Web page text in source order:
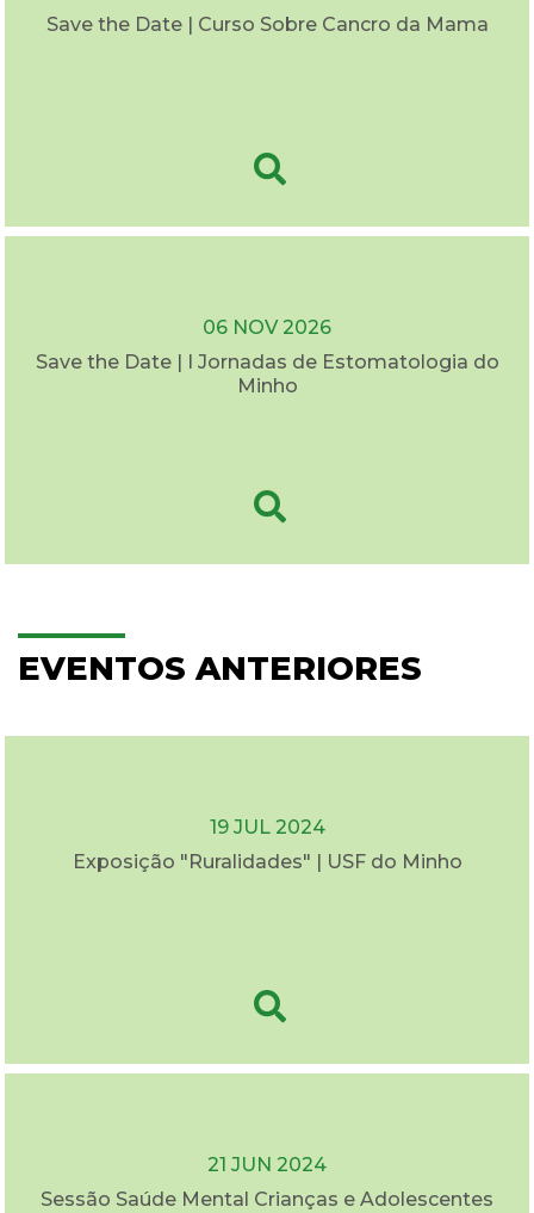
Save the Date | Curso Sobre Cancro da Mama
06 NOV 2026
Save the Date | I Jornadas de Estomatologia do
Minho
EVENTOS ANTERIORES
19 JUL 2024
Exposição "Ruralidades" | USF do Minho
21 JUN 2024
Sessão Saúde Mental Crianças e Adolescentes